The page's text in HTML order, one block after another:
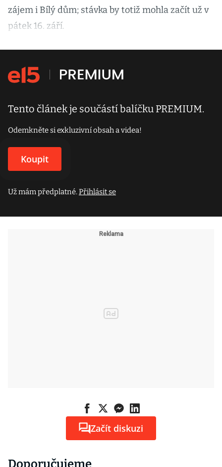
zájem i Bílý dům; stávka by totiž mohla začít už v
pátek 16. září.
Tento článek je součástí balíčku PREMIUM.
Odemkněte si exkluzivní obsah a videa!
Koupit
Už mám předplatné.Přihlásit se
Začít diskuzi
Doporučujeme